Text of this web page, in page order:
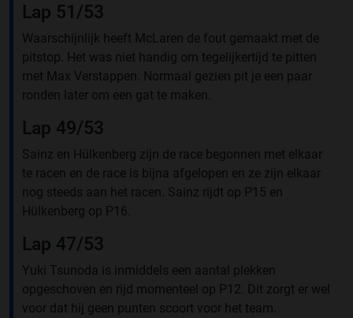
Lap 51/53
Waarschijnlijk heeft McLaren de fout gemaakt met de
pitstop. Het was niet handig om tegelijkertijd te pitten
met Max Verstappen. Normaal gezien pit je een paar
ronden later om een gat te maken.
Lap 49/53
Sainz en Hülkenberg zijn de race begonnen met elkaar
te racen en de race is bijna afgelopen en ze zijn elkaar
nog steeds aan het racen. Sainz rijdt op P15 en
Hülkenberg op P16.
Lap 47/53
Yuki Tsunoda is inmiddels een aantal plekken
opgeschoven en rijd momenteel op P12. Dit zorgt er wel
voor dat hij geen punten scoort voor het team.